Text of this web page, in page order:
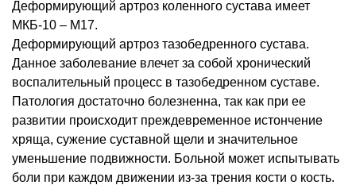
Деформирующий артроз коленного сустава имеет
МКБ-10 – М17.
Деформирующий артроз тазобедренного сустава.
Данное заболевание влечет за собой хронический
воспалительный процесс в тазобедренном суставе.
Патология достаточно болезненна, так как при ее
развитии происходит преждевременное истончение
хряща, сужение суставной щели и значительное
уменьшение подвижности. Больной может испытывать
боли при каждом движении из-за трения кости о кость.